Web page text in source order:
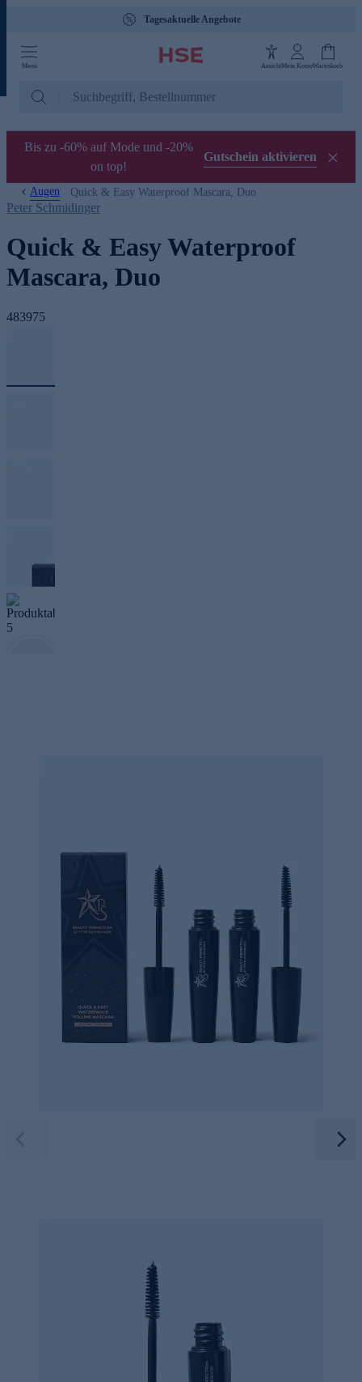
Tagesaktuelle Angebote
Menü AnsichtMein KontoWarenkorb
Bis zu -60% auf Mode und -20%
on top!
Gutschein aktivieren
Augen Quick & Easy Waterproof Mascara, Duo
Peter Schmidinger
Quick & Easy Waterproof
Mascara, Duo
483975